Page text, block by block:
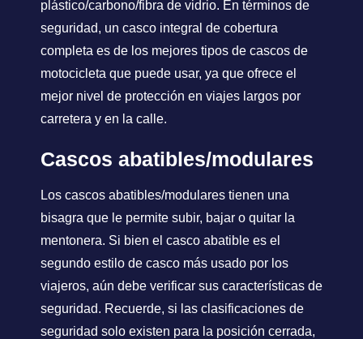
plástico/carbono/fibra de vidrio. En términos de
seguridad, un casco integral de cobertura
completa es de los mejores tipos de cascos de
motocicleta que puede usar, ya que ofrece el
mejor nivel de protección en viajes largos por
carretera y en la calle.
Cascos abatibles/modulares
Los cascos abatibles/modulares tienen una
bisagra que le permite subir, bajar o quitar la
mentonera. Si bien el casco abatible es el
segundo estilo de casco más usado por los
viajeros, aún debe verificar sus características de
seguridad. Recuerde, si las clasificaciones de
seguridad solo existen para la posición cerrada,